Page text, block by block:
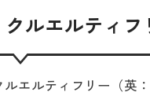
クルエルティフ
ルエルティフリー（